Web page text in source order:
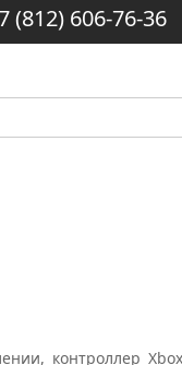
(812) 606-76-36
контроллер